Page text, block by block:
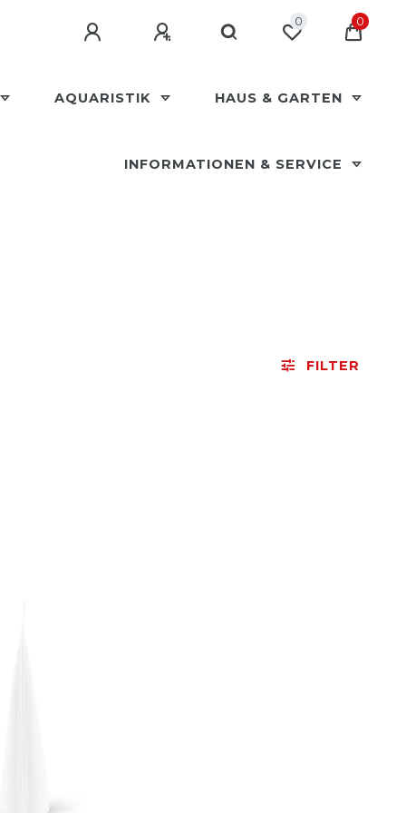
0 0
AQUARISTIK HAUS & GARTEN
INFORMATIONEN & SERVICE
FILTER